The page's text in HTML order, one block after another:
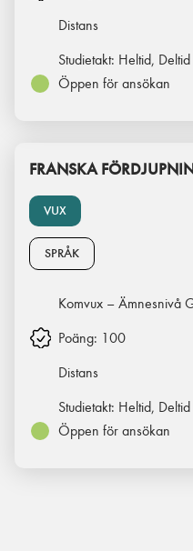
Distans
Studietakt: Heltid, Deltid
Öppen för ansökan
VUX
FRANSKA
SPRÅK
Komvux – Ämnesnivå
Poäng: 100
Distans
Studietakt: Heltid, Deltid
Öppen för ansökan